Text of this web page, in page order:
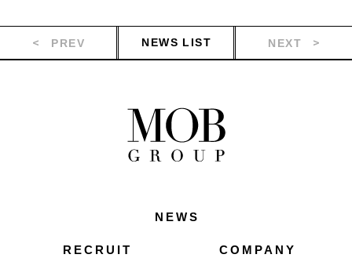
PREV NEWS LIST NEXT
NEWS
RECRUIT COMPANY